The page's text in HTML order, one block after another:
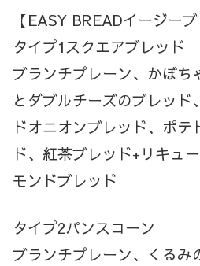
【EASY BREADイージーブ
タイプ1スクエアブレッド
ブランチプレーン、かぼち
とダブルチーズのブレッド
ドオニオンブレッド、ポテ
ド、紅茶ブレッド+リキュ
モンドブレッド
タイプ2パンスコーン
ブランチプレーン、くるみ